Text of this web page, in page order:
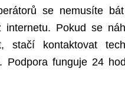
se nemusíte
Pokud se
stačí kontaktovat
Podpora funguje 24